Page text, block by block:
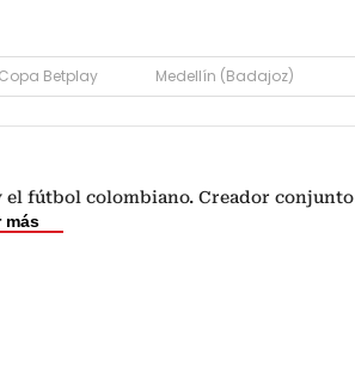
Copa Betplay Medellín (Badajoz)
fútbol colombiano. Creador conjunto
más